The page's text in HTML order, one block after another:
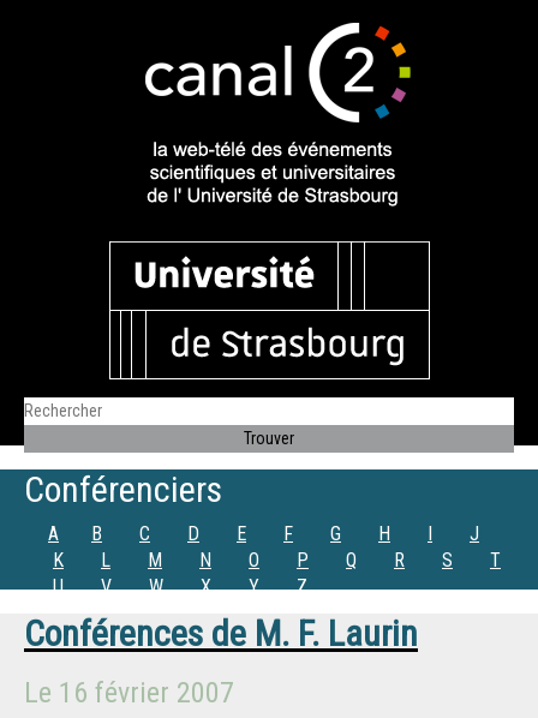
Conférenciers
A B C D E F G H I
J
K
L M N O P Q R S
T
U
V W X Y Z
Conférences de M. F. Laurin
Le 16 février 2007